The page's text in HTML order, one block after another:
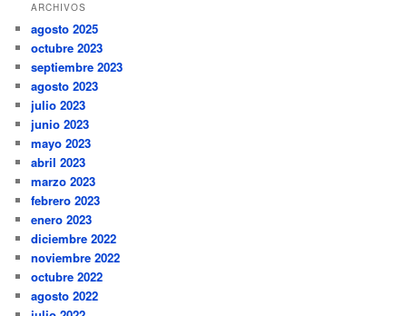
ARCHIVOS
agosto 2025
octubre 2023
septiembre 2023
agosto 2023
julio 2023
junio 2023
mayo 2023
abril 2023
marzo 2023
febrero 2023
enero 2023
diciembre 2022
noviembre 2022
octubre 2022
agosto 2022